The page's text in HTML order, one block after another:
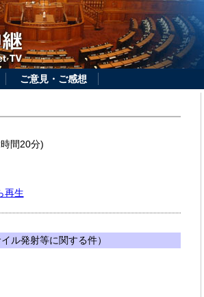
ご意見・ご感想
間20分)
再生
ル発射等に関する件）